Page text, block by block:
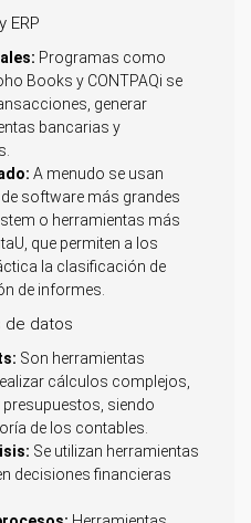
ERP
Programas como
Books y CONTPAQi se
generar
bancarias y
A menudo se usan
software más grandes
o herramientas más
que permiten a los
la clasificación de
de informes.
de datos
Son herramientas
cálculos complejos,
siendo
de los contables.
Se utilizan herramientas
decisiones financieras